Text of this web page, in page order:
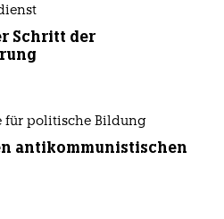
Schritt der
für politische Bildung
antikommunistischen